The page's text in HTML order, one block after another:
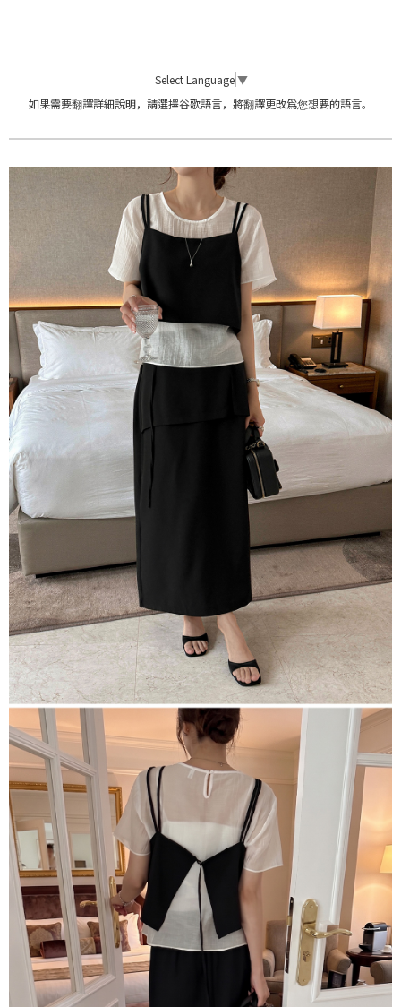
Select Language ▼
如果需要翻譯詳細說明，請選擇谷歌語言，將翻譯更改爲您想要的語言。